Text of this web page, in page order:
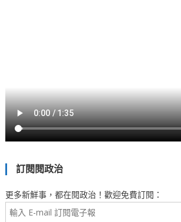
訂閱閱政治
更多新鮮事，都在閱政治！歡迎免費訂閱：